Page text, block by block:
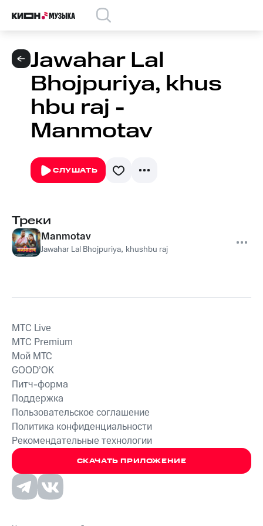
Jawahar Lal
Bhojpuriya, khus
hbu raj -
Manmotav
СЛУШАТЬ
Треки
Manmotav
Jawahar Lal Bhojpuriya, khushbu raj
СКАЧАТЬ ПРИЛОЖЕНИЕ
MTС Live
MTС Premium
Мой МТС
GOOD’OK
Питч-форма
Поддержка
Пользовательское соглашение
Политика конфиденциальности
Рекомендательные технологии